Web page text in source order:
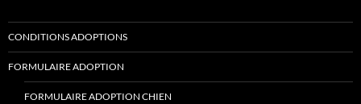
CONDITIONS ADOPTIONS
FORMULAIRE ADOPTION
FORMULAIRE ADOPTION CHIEN